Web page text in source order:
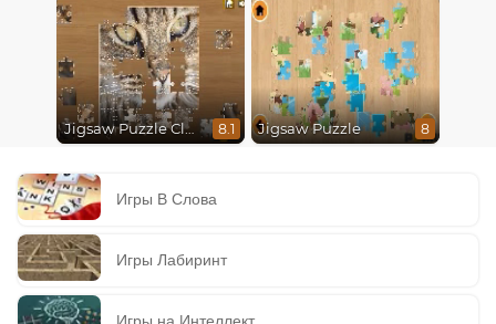
Jigsaw Puzzle Classic 8.1 Jigsaw Puzzle 8
Игры В Слова
Игры Лабиринт